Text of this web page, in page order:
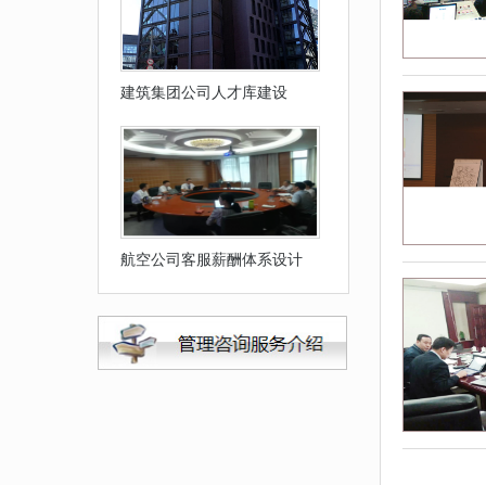
建筑集团公司人才库建设
航空公司客服薪酬体系设计